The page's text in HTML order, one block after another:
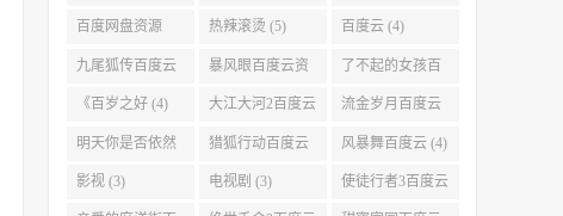
百度网盘资源
(11)
热辣滚烫 (5) 百度云 (4)
九尾狐传百度云
(4)
暴风眼百度云资
源 (4)
了不起的女孩百
度云 (4)
《百岁之好 (4) 大江大河2百度云
(4)
流金岁月百度云
(4)
明天你是否依然
爱我百度云 (4)
猎狐行动百度云
(4)
风暴舞百度云 (4)
影视 (3) 电视剧 (3) 使徒行者3百度云